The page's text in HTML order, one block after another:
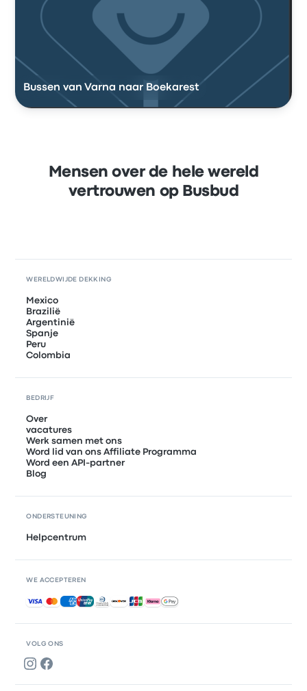
Bussen van Varna naar Boekarest
Mensen over de hele wereld
vertrouwen op Busbud
VOLG ONS
WERELDWIJDE DEKKING
Mexico
Brazilië
Argentinië
Spanje
Peru
Colombia
BEDRIJF
Over
vacatures
Werk samen met ons
Word lid van ons Affiliate Programma
Word een API-partner
Blog
ONDERSTEUNING
Helpcentrum
WE ACCEPTEREN
Geaccepteerde betalingen